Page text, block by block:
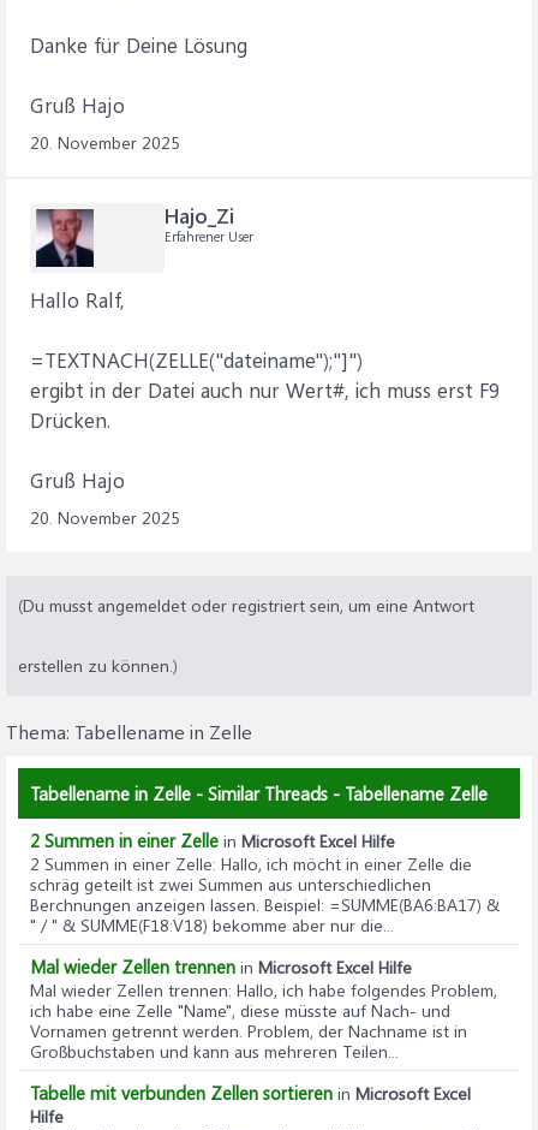
Danke für Deine Lösung
Gruß Hajo
20. November 2025
Hajo_Zi
Erfahrener User
Hallo Ralf,
=TEXTNACH(ZELLE("dateiname");"]")
ergibt in der Datei auch nur Wert#, ich muss erst F9
Drücken.
Gruß Hajo
20. November 2025
(Du musst angemeldet oder registriert sein, um eine Antwort
erstellen zu können.)
Thema: Tabellename in Zelle
Tabellename in Zelle - Similar Threads - Tabellename Zelle
2 Summen in einer Zelle in Microsoft Excel Hilfe
2 Summen in einer Zelle: Hallo, ich möcht in einer Zelle die
schräg geteilt ist zwei Summen aus unterschiedlichen
Berchnungen anzeigen lassen. Beispiel: =SUMME(BA6:BA17) &
" / " & SUMME(F18:V18) bekomme aber nur die...
Mal wieder Zellen trennen in Microsoft Excel Hilfe
Mal wieder Zellen trennen: Hallo, ich habe folgendes Problem,
ich habe eine Zelle "Name", diese müsste auf Nach- und
Vornamen getrennt werden. Problem, der Nachname ist in
Großbuchstaben und kann aus mehreren Teilen...
Tabelle mit verbunden Zellen sortieren in Microsoft Excel
Hilfe